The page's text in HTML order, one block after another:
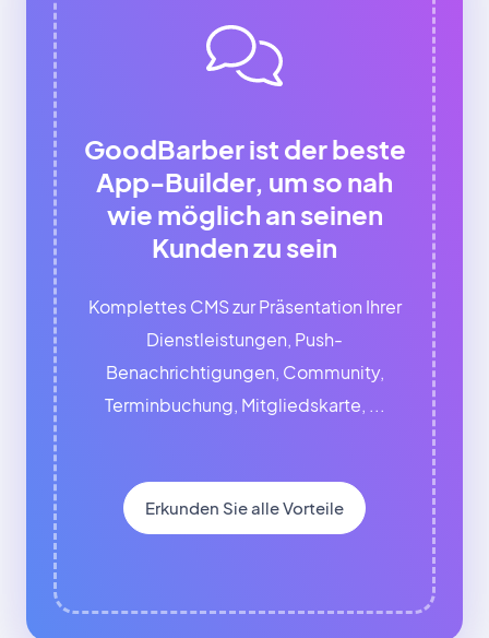
GoodBarber ist der beste
App-Builder, um so nah
wie möglich an seinen
Kunden zu sein
Komplettes CMS zur Präsentation Ihrer
Dienstleistungen, Push-
Benachrichtigungen, Community,
Terminbuchung, Mitgliedskarte, ...
Erkunden Sie alle Vorteile